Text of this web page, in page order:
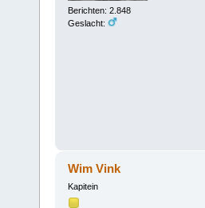
Berichten: 2.848
Geslacht:
Wim Vink
Kapitein